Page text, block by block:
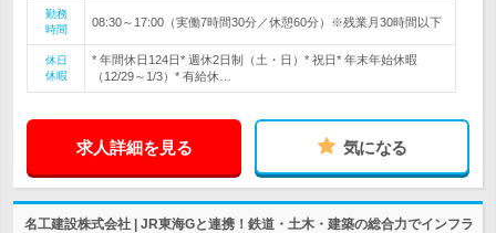
勤務
時間
08:30～17:00（実働7時間30分／休憩60分）※残業月30時間以下
休日
休暇
* 年間休日124日* 週休2日制（土・日）* 祝日* 年末年始休暇
（12/29～1/3）* 有給休…
求人詳細を見る 気になる
名工建設株式会社 | JR東海Gと連携！鉄道・土木・建築の総合力でインフラ